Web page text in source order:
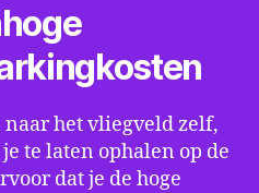
het vliegveld zelf,
te laten ophalen op de
dat je de hoge